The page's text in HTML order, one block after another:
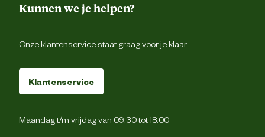
Kunnen we je helpen?
Onze klantenservice staat graag voor je klaar.
Klantenservice
Maandag t/m vrijdag van 09:30 tot 18:00